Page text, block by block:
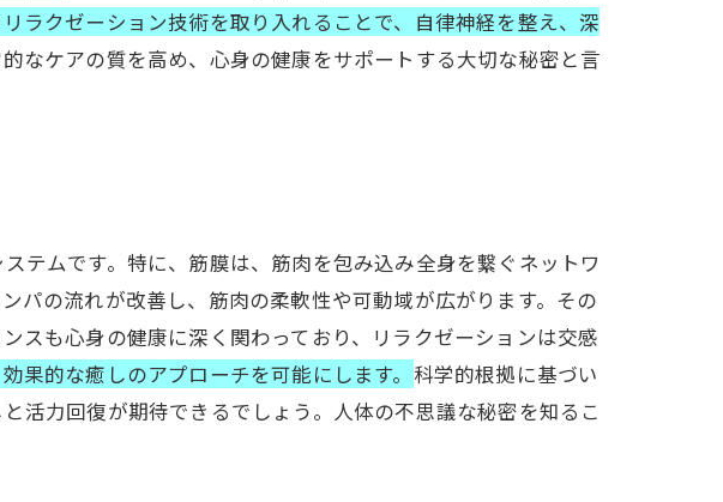
ラクゼーション技術を取り入れることで、自律神経を整え、深
なケアの質を高め、心身の健康をサポートする大切な秘密と言
テムです。特に、筋膜は、筋肉を包み込み全身を繋ぐネットワ
パの流れが改善し、筋肉の柔軟性や可動域が広がります。その
スも心身の健康に深く関わっており、リラクゼーションは交感
果的な癒しのアプローチを可能にします。 科学的根拠に基づい
活力回復が期待できるでしょう。人体の不思議な秘密を知るこ